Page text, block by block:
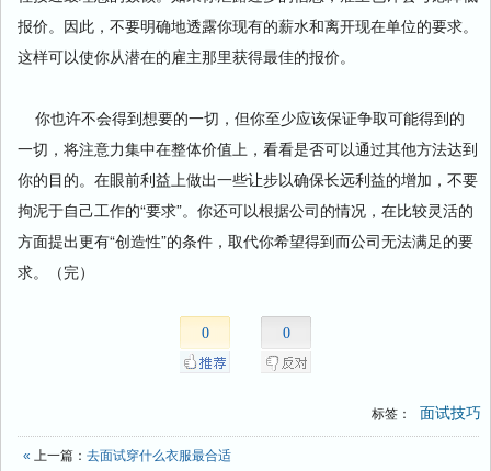
报价。因此，不要明确地透露你现有的薪水和离开现在单位的要求。
这样可以使你从潜在的雇主那里获得最佳的报价。
你也许不会得到想要的一切，但你至少应该保证争取可能得到的
一切，将注意力集中在整体价值上，看看是否可以通过其他方法达到
你的目的。在眼前利益上做出一些让步以确保长远利益的增加，不要
拘泥于自己工作的“要求”。你还可以根据公司的情况，在比较灵活的
方面提出更有“创造性”的条件，取代你希望得到而公司无法满足的要
求。（完）
0 0
标签： 面试技巧
« 上一篇： 去面试穿什么衣服最合适